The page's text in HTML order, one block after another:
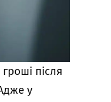
після
у